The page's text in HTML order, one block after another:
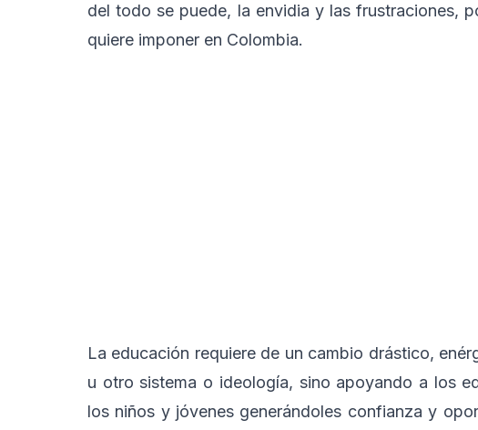
del todo se puede, la envidia y las frustraciones,
quiere imponer en Colombia.
La educación requiere de un cambio drástico,
u otro sistema o ideología, sino apoyando a los
los niños y jóvenes generándoles confianza y